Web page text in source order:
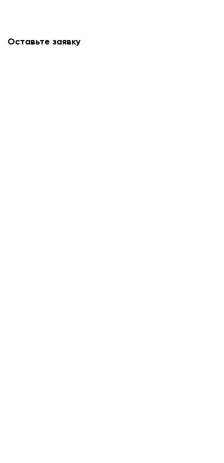
Оставьте заявку